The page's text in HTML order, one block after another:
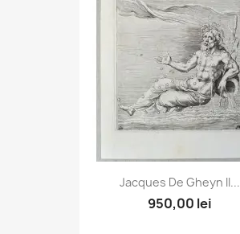
Jacques De Gheyn II...
950,00 lei